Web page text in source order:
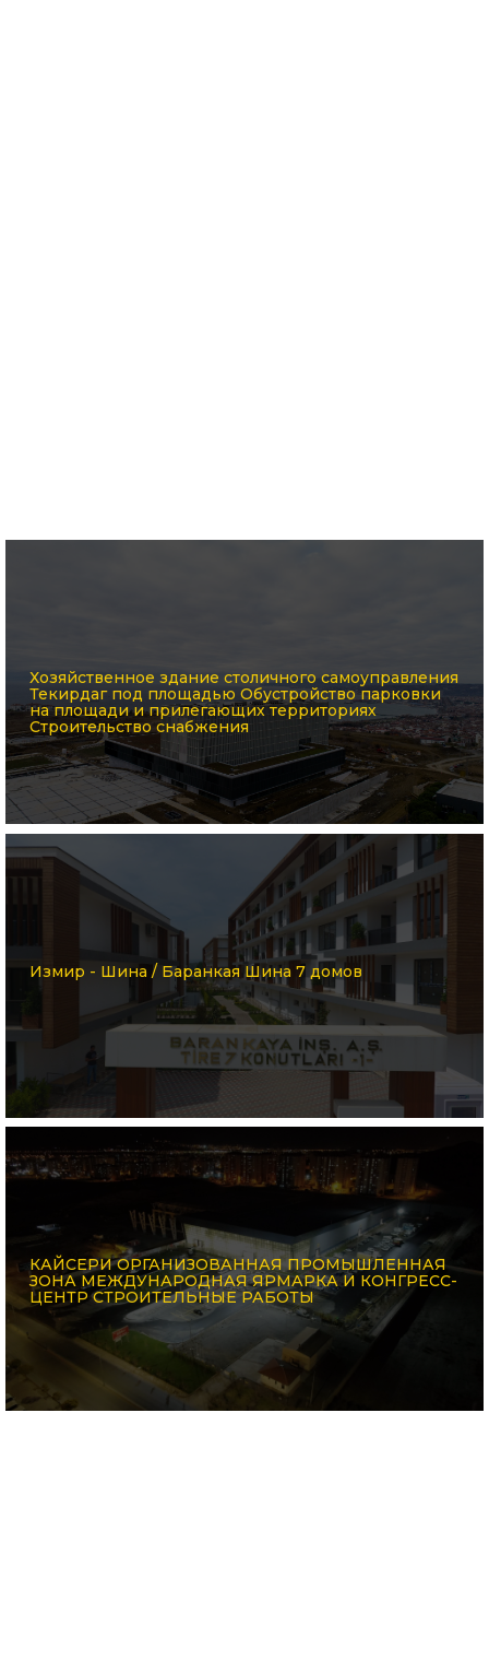
Хозяйственное здание столичного самоуправления
Текирдаг под площадью Обустройство парковки
на площади и прилегающих территориях
Строительство снабжения
Измир - Шина / Баранкая Шина 7 домов
КАЙСЕРИ ОРГАНИЗОВАННАЯ ПРОМЫШЛЕННАЯ
ЗОНА МЕЖДУНАРОДНАЯ ЯРМАРКА И КОНГРЕСС-
ЦЕНТР СТРОИТЕЛЬНЫЕ РАБОТЫ